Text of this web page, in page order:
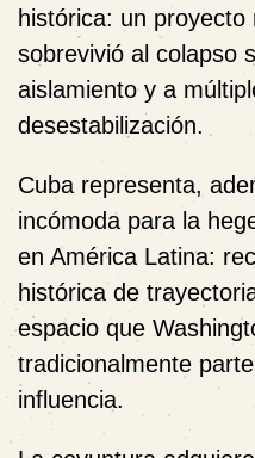
histórica: un proyecto
sobrevivió al colapso
aislamiento y a
desestabilización.
Cuba representa,
incómoda para la
en América Latina:
histórica de
espacio que
tradicionalmente
influencia.